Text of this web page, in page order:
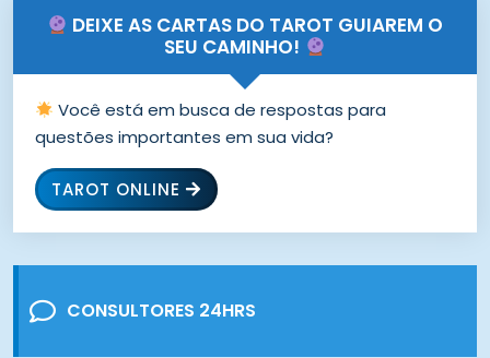
DEIXE AS CARTAS DO TAROT GUIAREM O
SEU CAMINHO!
Você está em busca de respostas para
questões importantes em sua vida?
TAROT ONLINE
CONSULTORES 24HRS